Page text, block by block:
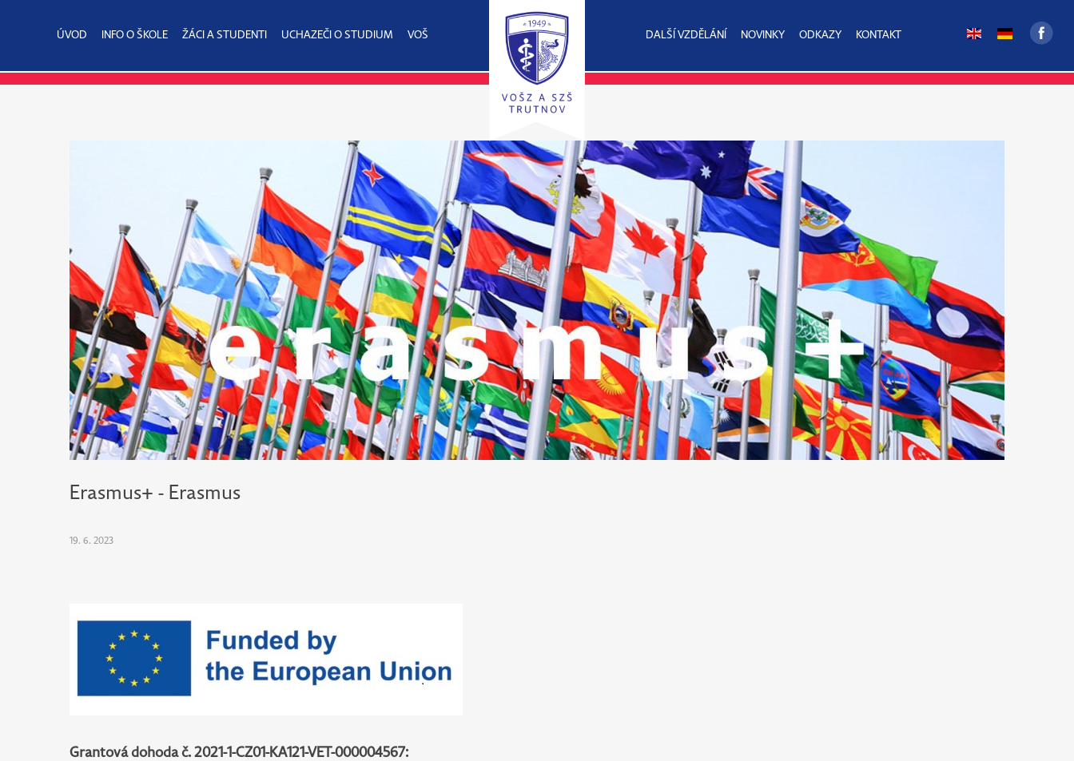
ÚVOD INFO O ŠKOLE ŽÁCI A STUDENTI UCHAZEČI O STUDIUM VOŠ DALŠÍ VZDĚLÁNÍ NOVINKY ODKAZY KONTAKT
Erasmus+ - Erasmus
19. 6. 2023
Grantová dohoda č. 2021-1-CZ01-KA121-VET-000004567: